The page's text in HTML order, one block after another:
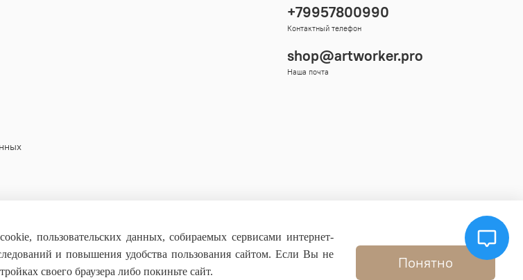
+79957800990
Контактный телефон
shop@artworker.pro
Наша почта
пользовательских данных, собираемых сервисами интернет-
и повышения удобства пользования сайтом. Если Вы не
своего браузера либо покиньте сайт.
Понятно